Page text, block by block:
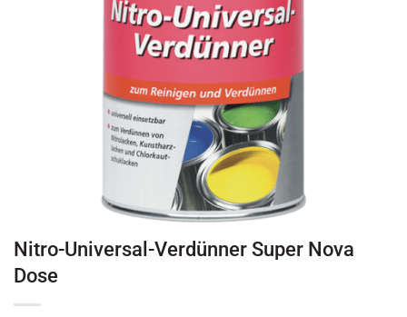
Nitro-Universal-Verdünner Super Nova
Dose